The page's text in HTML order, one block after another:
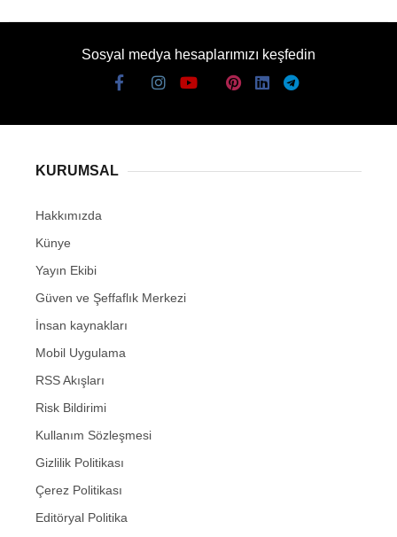
Sosyal medya hesaplarımızı keşfedin
KURUMSAL
Hakkımızda
Künye
Yayın Ekibi
Güven ve Şeffaflık Merkezi
İnsan kaynakları
Mobil Uygulama
RSS Akışları
Risk Bildirimi
Kullanım Sözleşmesi
Gizlilik Politikası
Çerez Politikası
Editöryal Politika